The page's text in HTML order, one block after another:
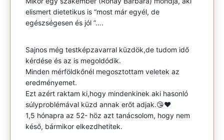
elismert dietetikus is “most már egyél, de
egészségesen és jól ”….
Sajnos még testképzavarral küzdök,de tudom idő
kérdése és az is megoldódik.
Minden mérföldkőnél megosztottam veletek az
eredményemet.
Ezt azért raktam ki,hogy mindenkinek aki hasonló
súlyproblémával küzd annak erőt adjak.😘❤️
1,5 hónapra az 52- höz azt tanácsolom, hogy nem
késő, bármikor elkezdhetitek.